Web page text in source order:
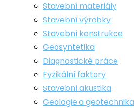
Stavební materiály
Stavební výrobky
Stavební konstrukce
Geosyntetika
Diagnostické práce
Fyzikální faktory
Stavební akustika
Geologie a geotechnika